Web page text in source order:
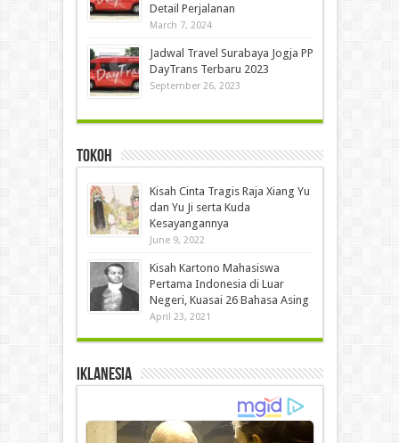
Detail Perjalanan
March 7, 2024
Jadwal Travel Surabaya Jogja PP
DayTrans Terbaru 2023
September 26, 2023
Tokoh
Kisah Cinta Tragis Raja Xiang Yu
dan Yu Ji serta Kuda
Kesayangannya
June 9, 2022
Kisah Kartono Mahasiswa
Pertama Indonesia di Luar
Negeri, Kuasai 26 Bahasa Asing
April 23, 2021
IKLANESIA